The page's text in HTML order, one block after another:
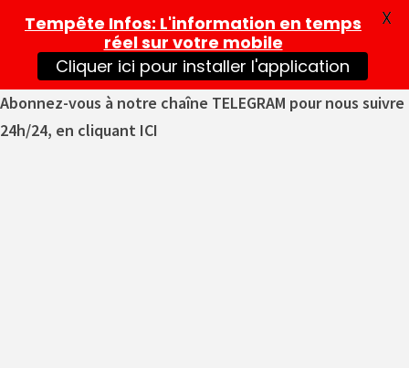
Abonnez-vous à notre chaîne TELEGRAM pour nous suivre
24h/24, en cliquant ICI
Tempête Infos: L'information en temps
réel sur votre mobile
Cliquer ici pour installer l'application
X